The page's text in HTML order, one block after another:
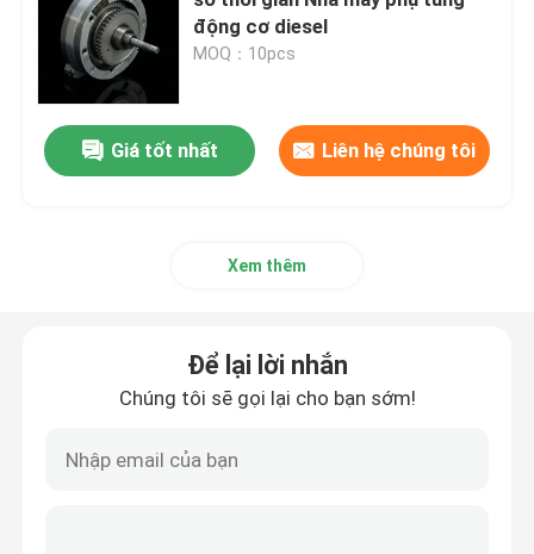
Lắp ráp đầu xi lanh và hệ thống van
Đặt bộ phận tàu máy tính
Bộ lắp ráp bánh máy bay
động cơ diesel
MOQ：10pcs
Giá tốt nhất Liên hệ chúng tôi
Xem thêm
Để lại lời nhắn
Chúng tôi sẽ gọi lại cho bạn sớm!